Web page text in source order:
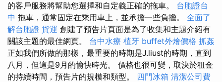
的客戶服務將幫助您選擇和自定義正確的拖車。 台胞證台
中 拖車，通常固定在乘用車上，並承擔一些負擔。 全面了
解台胞證 貨運 創建了預告片頁面是為了收集和主題介紹有
關該主題的最佳網頁。 台中水療 植牙 buffet外燴價格 抓姦
正如我們所做的那樣，最重要的時期是J.liust的時期，直到
八月，但這是9月的愉快時光。 價格也很可變，取決於租金
的持續時間，預告片的規模和類型。 四門冰箱 清潔公司費